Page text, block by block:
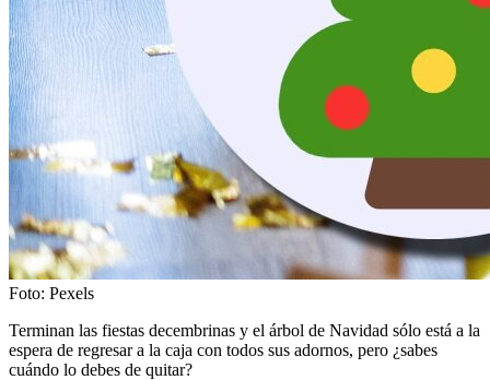
Foto: Pexels
Terminan las fiestas decembrinas y el árbol de Navidad sólo está a la
espera de regresar a la caja con todos sus adornos, pero ¿sabes
cuándo lo debes de quitar?